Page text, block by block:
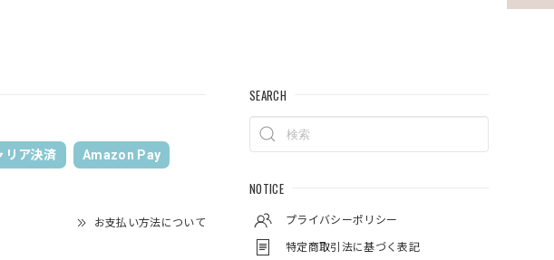
リア決済 Amazon Pay
お支払い方法について
SEARCH
NOTICE
プライバシーポリシー
特定商取引法に基づく表記